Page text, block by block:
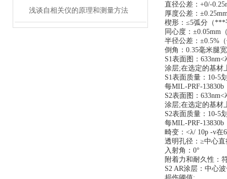
浅谈自相关仪的原理和测量方法
直径公差：+0/-
厚度公差：
楔形：≤5弧分（***
同心度：±0.05mm
半径公差：±0.5%
倒角：0.35毫米腿
S1表面图：
涂层;在选定的基材
S1表面质量：10-5
每MIL-PRF-13830b
S2表面图：
涂层;在选定的基材
S2表面质量：10-5
每MIL-PRF-
畸变：<λ/ 10p -v在
透明孔径：≥中心直
入射角：0°
附着力和耐久性：
S2 AR涂层：中心